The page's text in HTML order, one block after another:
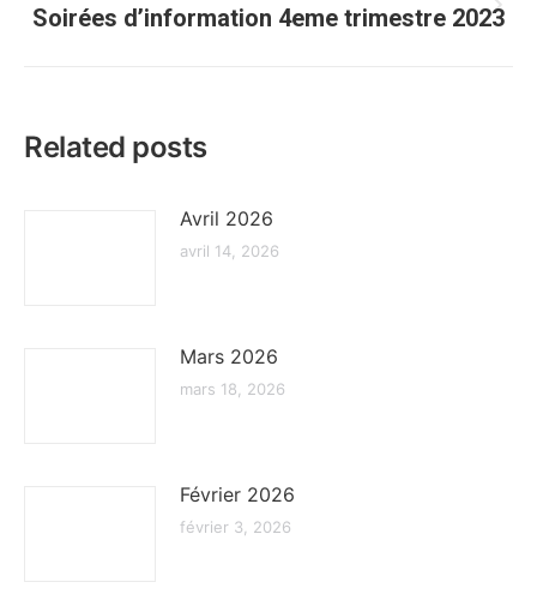
Article
Soirées d’information 4eme trimestre 2023
Related posts
Avril 2026
avril 14, 2026
Mars 2026
mars 18, 2026
Février 2026
février 3, 2026